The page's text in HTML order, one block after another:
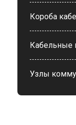
Короба
Кабельные
Узлы